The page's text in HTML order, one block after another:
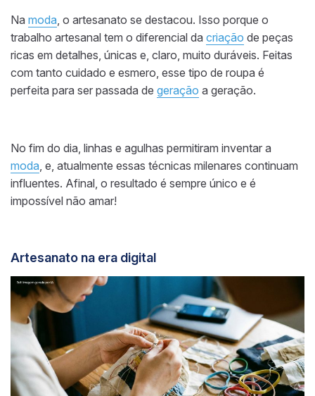
Na moda, o artesanato se destacou. Isso porque o
trabalho artesanal tem o diferencial da criação de peças
ricas em detalhes, únicas e, claro, muito duráveis. Feitas
com tanto cuidado e esmero, esse tipo de roupa é
perfeita para ser passada de geração a geração.
No fim do dia, linhas e agulhas permitiram inventar a
moda, e, atualmente essas técnicas milenares continuam
influentes. Afinal, o resultado é sempre único e é
impossível não amar!
Artesanato na era digital